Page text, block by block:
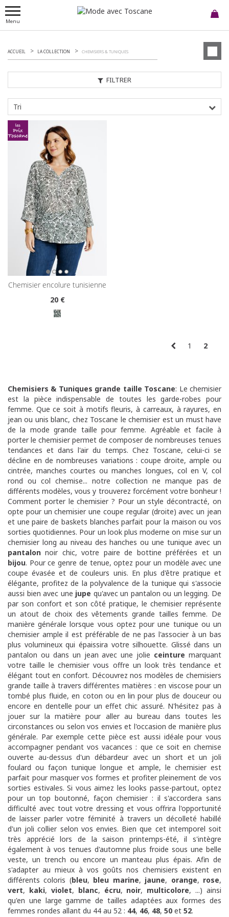
Menu
FILTRER
ACCUEIL LA COLLECTION CHEMISIERS & TUNIQUES
Tri
chemisier encolure tunisienne
20€
1 2
Chemisiers & Tuniques grande taille Toscane: Le chemisier
est la pièce indispensable de toutes les garde-robes pour
femme. Que ce soit à motifs fleuris, à carreaux, à rayures, en
jean ou unis blanc, chez Toscane le chemisier est un must have
de la mode grande taille pour femme. Agréable et facile à
porter le chemisier permet de composer de nombreuses tenues
tendances et dans l'air du temps. Chez Toscane, celui-ci se
décline en de nombreuses variations : coupe droite, ample ou
cintrée, manches courtes ou manches longues, col en V, col
rond ou col chemise... notre collection ne manque pas de
différents modèles, vous y trouverez forcément votre bonheur !
Comment porter le chemisier ? Pour un style décontracté, on
opte pour un chemisier une coupe regular (droite) avec un jean
et une paire de baskets blanches parfait pour la maison ou vos
sorties quotidiennes. Pour un look plus moderne on mise sur un
chemisier long au niveau des hanches ou une tunique avec un
pantalon noir chic, votre paire de bottine préférées et un
bijou. Pour ce genre de tenue, optez pour un modèle avec une
coupe évasée et de couleurs unis. En plus d'être pratique et
élégante, profitez de la polyvalence de la tunique qui s'associe
aussi bien avec une jupe qu'avec un pantalon ou un legging. De
par son confort et son côté pratique, le chemisier représente
un atout de choix des vêtements grande tailles femme. De
manière générale lorsque vous optez pour une tunique ou un
chemisier ample il est préférable de ne pas l'associer à un bas
plus volumineux qui épaissira votre silhouette. Glissé dans un
pantalon ou dans un jean avec une jolie ceinture marquant
votre taille le chemisier vous offre un look très tendance et
élégant tout en confort. Découvrez nos modèles de chemisiers
grande taille à travers différentes matières : en viscose pour un
tombé plus fluide, en coton ou en lin pour plus de douceur ou
encore en dentelle pour un effet chic assuré. N'hésitez pas à
jouer sur la matière pour aller au bureau dans toutes les
circonstances ou selon vos envies et l'occasion de manière plus
générale. Par exemple cette pièce est aussi idéale pour vous
accompagner pendant vos vacances : que ce soit en chemise
ouverte au-dessus d'un débardeur avec un short et un joli
foulard ou façon tunique longue et ample, le chemisier est
parfait pour masquer vos formes et profiter pleinement de vos
sorties estivales. Si vous aimez les looks passe-partout, optez
pour un top boutonné, façon chemisier : il s'accordera sans
difficulté avec tout votre dressing et vous offrira l'opportunité
de laisser parler votre féminité à travers un décolleté habillé
d'un joli collier selon vos envies. Bien que cet intemporel soit
très apprécié lors de la saison printemps-été, il s'intègre
également à vos tenues d'automne plus froide sous une belle
veste, un trench ou encore un manteau plus épais.Afin de
s'adapter au mieux à vos goûts nos chemisiers existent en
différents coloris (bleu, bleu marine, jaune, orange, rose,
vert, kaki, violet, blanc, écru, noir, multicolore, ...) ainsi
qu'en une large gamme de tailles adaptées aux formes des
femmes rondes allant du 44 au 52 : 44, 46, 48, 50 et 52.